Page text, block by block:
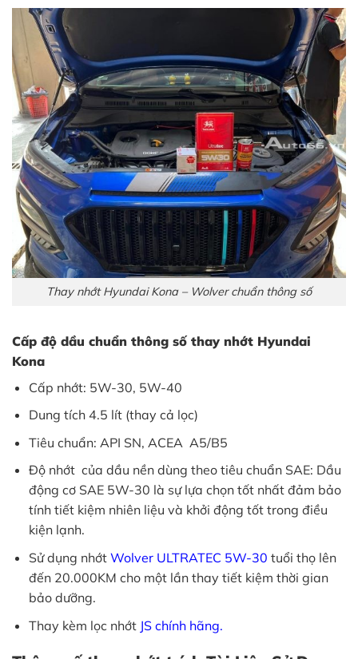
Thay nhớt Hyundai Kona – Wolver chuẩn thông số
Cấp độ dầu chuẩn thông số thay nhớt Hyundai
Kona
Cấp nhớt: 5W-30, 5W-40
Dung tích 4.5 lít (thay cả lọc)
Tiêu chuẩn: API SN, ACEA A5/B5
Độ nhớt của dầu nền dùng theo tiêu chuẩn SAE: Dầu
động cơ SAE 5W-30 là sự lựa chọn tốt nhất đảm bảo
tính tiết kiệm nhiên liệu và khởi động tốt trong điều
kiện lạnh.
Sử dụng nhớt Wolver ULTRATEC 5W-30 tuổi thọ lên
đến 20.000KM cho một lần thay tiết kiệm thời gian
bảo dưỡng.
Thay kèm lọc nhớt JS chính hãng.